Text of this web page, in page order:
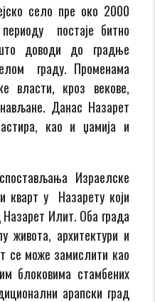
село пре око 2000
постаје битно
доводи до градње
граду. Променама
власти, кроз векове,
Данас Назарет
као и џамија и
Израелске
кварт у Назарету који
Назарет Илит. Оба града
живота, архитектури и
се може замислити као
блоковима стамбених
арапски град